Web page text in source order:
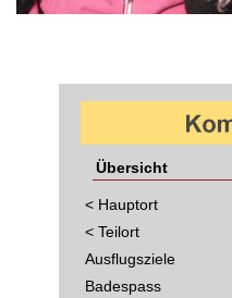
Übersicht
< Hauptort
< Teilort
Ausflugsziele
Badespass